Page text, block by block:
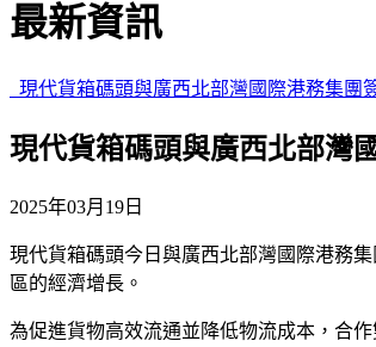
最新資訊
現代貨箱碼頭與廣西北部灣國際港務集團
現代貨箱碼頭與廣西北部灣
2025年03月19日
現代貨箱碼頭今日與廣西北部灣國際港務
區的經濟增長。
為促進貨物高效流通並降低物流成本，合